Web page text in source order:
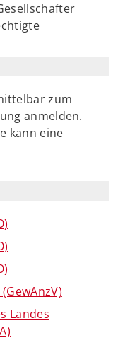
zum
anmelden.
kann eine
Landes